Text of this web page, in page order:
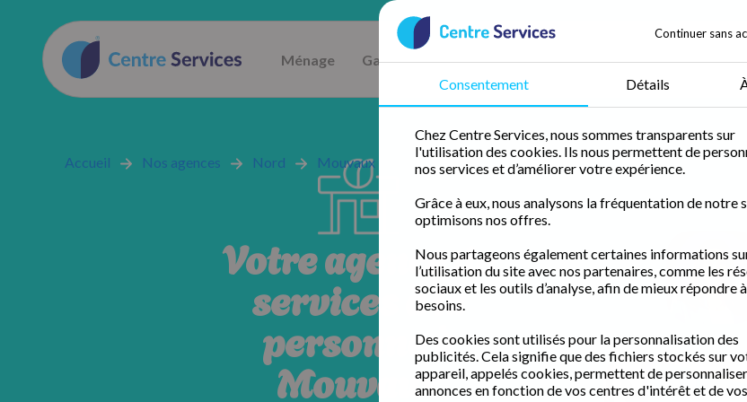
Ménage Garde d'enfant
Continuer sans
Consentement Détails
Chez Centre Services, nous sommes transparents sur
l'utilisation des cookies. Ils nous permettent de
nos services et d’améliorer votre expérience.
Grâce à eux, nous analysons la fréquentation de notre
optimisons nos offres.
Nous partageons également certaines informations
l’utilisation du site avec nos partenaires, comme les
sociaux et les outils d’analyse, afin de mieux répondre
besoins.
Des cookies sont utilisés pour la personnalisation des
publicités. Cela signifie que des fichiers stockés sur
appareil, appelés cookies, permettent de
annonces en fonction de vos centres d'intérêt et de vos
Accueil Nos agences Nord Mouvaux
Votre agence de
services à la
personne à
Mouvaux
Sonia Jadir